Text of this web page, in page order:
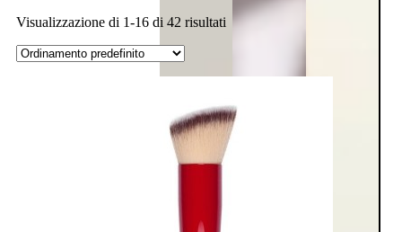
Visualizzazione di 1-16 di 42 risultati